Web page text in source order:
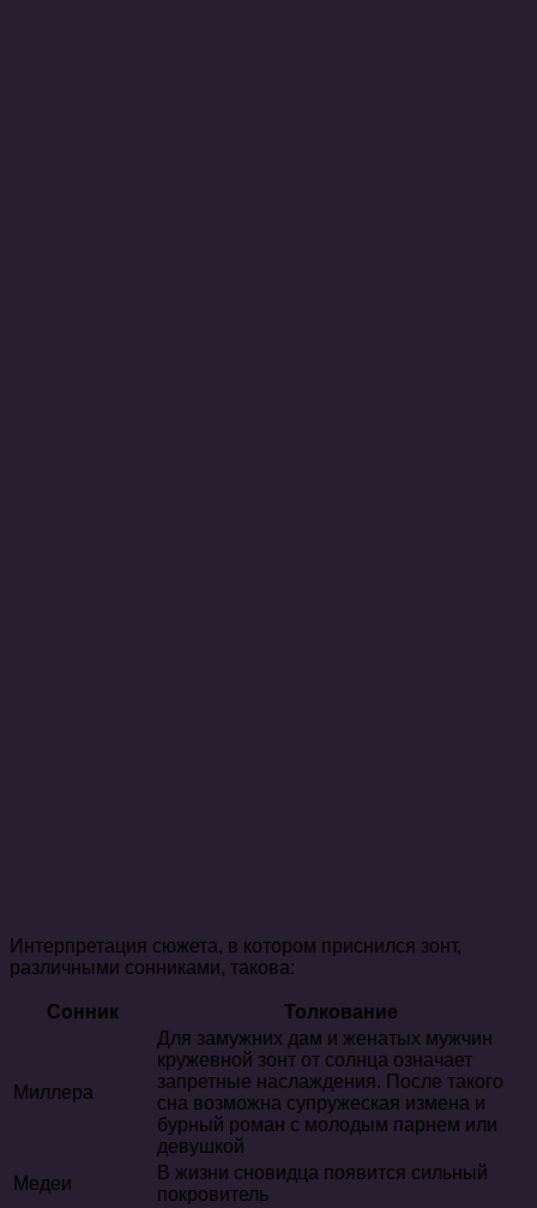
Интерпретация сюжета, в котором приснился зонт,
различными сонниками, такова:
Сонник Толкование
Миллера
Для замужних дам и женатых мужчин
кружевной зонт от солнца означает
запретные наслаждения. После такого
сна возможна супружеская измена и
бурный роман с молодым парнем или
девушкой
Медеи
В жизни сновидца появится сильный
покровитель